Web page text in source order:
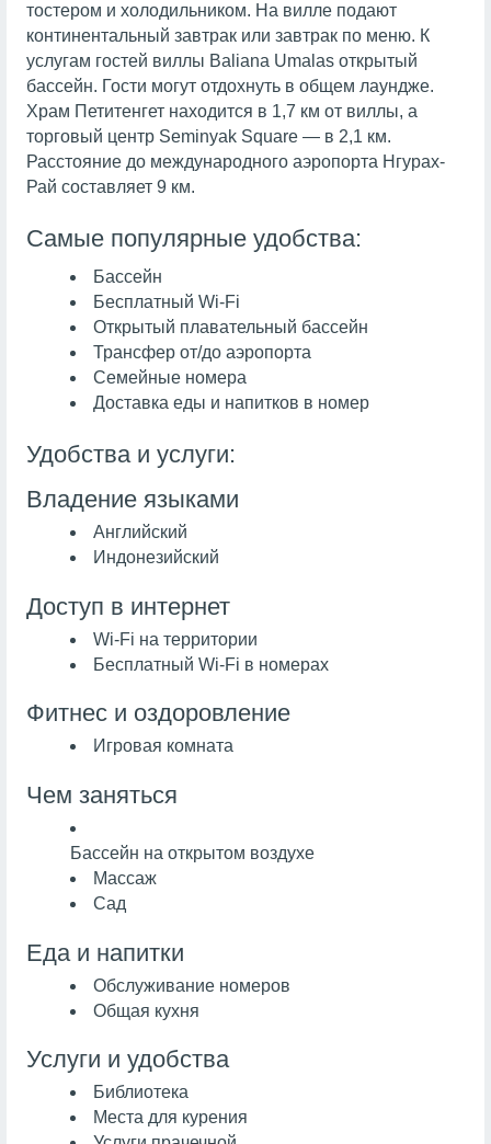
тостером и холодильником. На вилле подают
континентальный завтрак или завтрак по меню. К
услугам гостей виллы Baliana Umalas открытый
бассейн. Гости могут отдохнуть в общем лаундже.
Храм Петитенгет находится в 1,7 км от виллы, а
торговый центр Seminyak Square — в 2,1 км.
Расстояние до международного аэропорта Нгурах-
Рай составляет 9 км.
Самые популярные удобства:
Бассейн
Бесплатный Wi-Fi
Открытый плавательный бассейн
Трансфер от/до аэропорта
Семейные номера
Доставка еды и напитков в номер
Удобства и услуги:
Владение языками
Английский
Индонезийский
Доступ в интернет
Wi-Fi на территории
Бесплатный Wi-Fi в номерах
Фитнес и оздоровление
Игровая комната
Чем заняться
Бассейн на открытом воздухе
Массаж
Сад
Еда и напитки
Обслуживание номеров
Общая кухня
Услуги и удобства
Библиотека
Места для курения